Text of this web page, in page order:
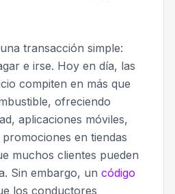
transacción simple:
e irse. Hoy en día, las
compiten en más que
ofreciendo
aplicaciones móviles,
en tiendas
muchos clientes pueden
Sin embargo, un código
los conductores